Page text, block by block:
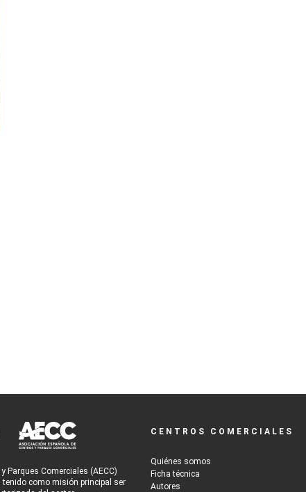
Parques Comerciales (AECC)
tenido como misión principal ser
CENTROS COMERCIALES
Quiénes somos
Ficha técnica
Autores